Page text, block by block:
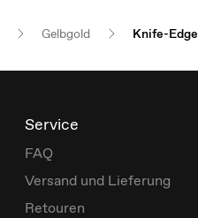
Gelbgold Knife-Edge
Service
FAQ
Versand und Lieferung
Retouren